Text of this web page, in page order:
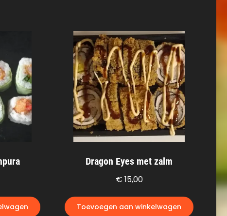
Dragon Eyes met zalm
€ 15,00
Toevoegen aan winkelwagen